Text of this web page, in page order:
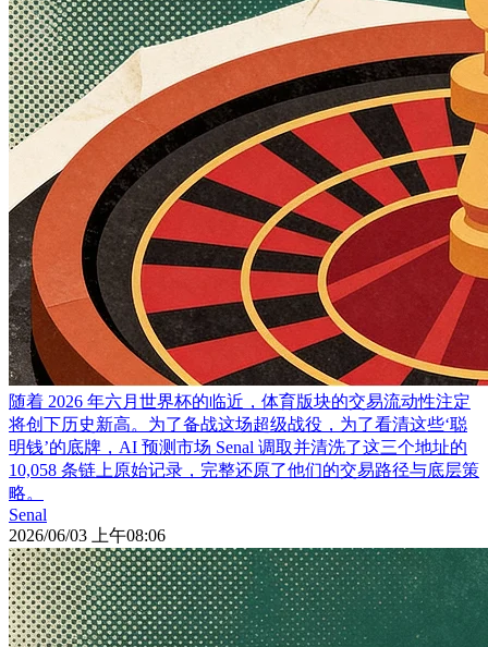
随着 2026 年六月世界杯的临近，体育版块的交易流动性注定
将创下历史新高。为了备战这场超级战役，为了看清这些‘聪
明钱’的底牌，AI 预测市场 Senal 调取并清洗了这三个地址的
10,058 条链上原始记录，完整还原了他们的交易路径与底层策
略。
Senal
2026/06/03 上午08:06